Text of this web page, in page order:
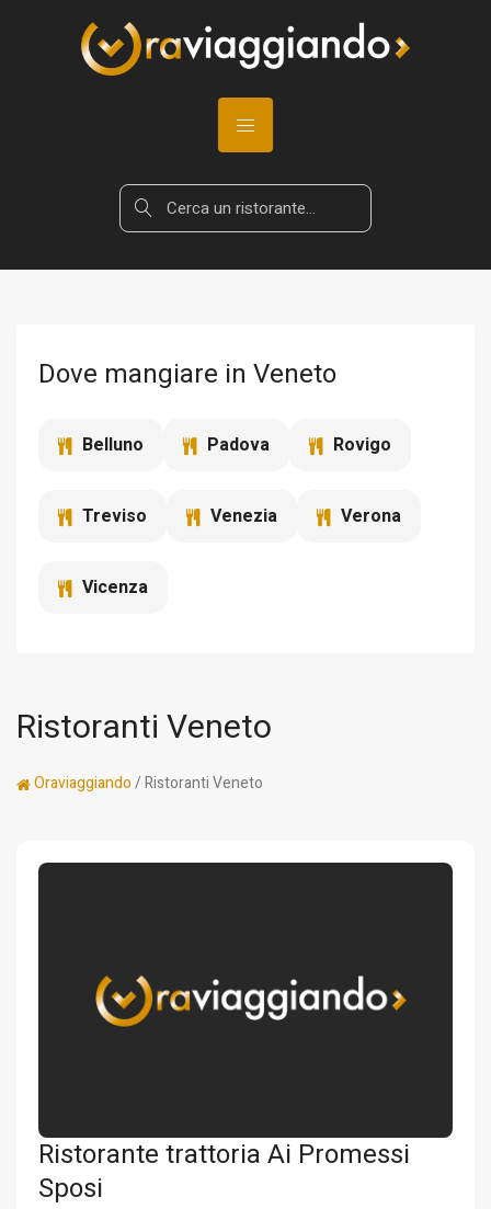
Dove mangiare in Veneto
Belluno Padova Rovigo
Treviso Venezia Verona
Vicenza
Ristoranti Veneto
Oraviaggiando/ Ristoranti Veneto
Ristorante trattoria Ai Promessi
Sposi